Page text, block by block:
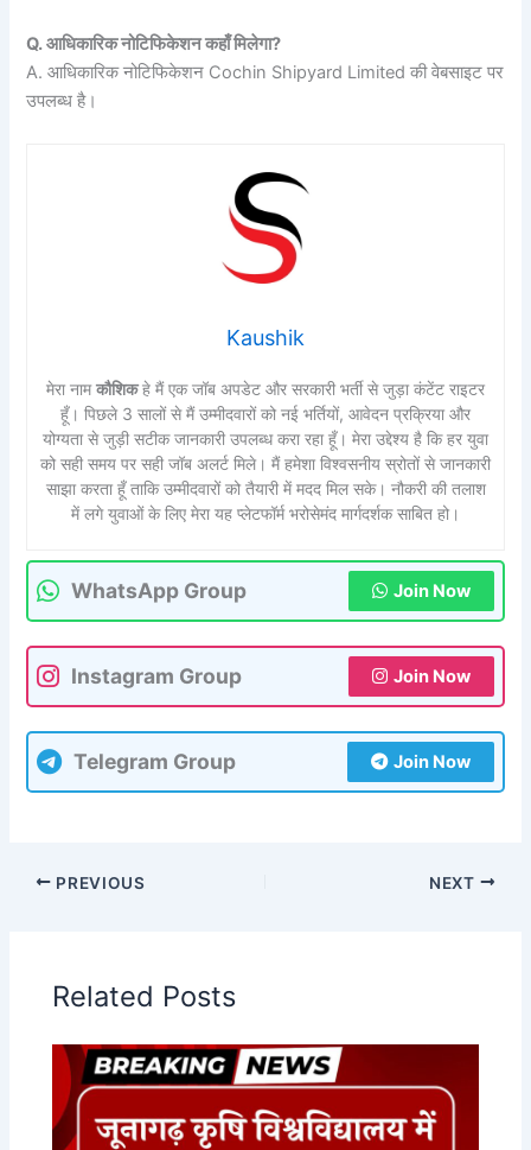
Q. आधिकारिक नोटिफिकेशन कहाँ मिलेगा?
A. आधिकारिक नोटिफिकेशन Cochin Shipyard Limited की वेबसाइट पर
उपलब्ध है।
Kaushik
मेरा नामकौशिकहे मैं एक जॉब अपडेट और सरकारी भर्ती से जुड़ा कंटेंट राइटर
हूँ। पिछले 3 सालों से मैं उम्मीदवारों को नई भर्तियों, आवेदन प्रक्रिया और
योग्यता से जुड़ी सटीक जानकारी उपलब्ध करा रहा हूँ। मेरा उद्देश्य है कि हर युवा
को सही समय पर सही जॉब अलर्ट मिले। मैं हमेशा विश्वसनीय स्रोतों से जानकारी
साझा करता हूँ ताकि उम्मीदवारों को तैयारी में मदद मिल सके। नौकरी की तलाश
में लगे युवाओं के लिए मेरा यह प्लेटफॉर्म भरोसेमंद मार्गदर्शक साबित हो।
WhatsApp Group Join Now
Instagram Group Join Now
Telegram Group Join Now
PREVIOUS NEXT
Related Posts